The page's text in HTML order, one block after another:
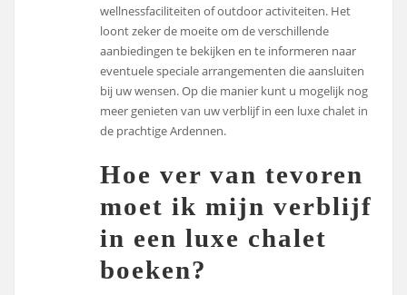
wellnessfaciliteiten of outdoor activiteiten. Het
loont zeker de moeite om de verschillende
aanbiedingen te bekijken en te informeren naar
eventuele speciale arrangementen die aansluiten
bij uw wensen. Op die manier kunt u mogelijk nog
meer genieten van uw verblijf in een luxe chalet in
de prachtige Ardennen.
Hoe ver van tevoren
moet ik mijn verblijf
in een luxe chalet
boeken?